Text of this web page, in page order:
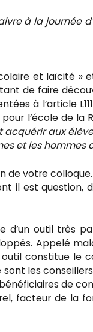
à la journée
et laïcité »
de faire
à l’article
l’école de la
aux
et les hommes
de votre
il est
d’un outil très
Appelé
constitue le
les
de
facteur de la